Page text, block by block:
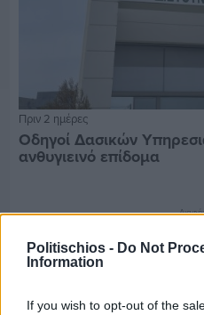
Politischios - Do Not
Information
If you wish to opt-out of the
Πριν 2 ημέρες
Οδηγοί Δασικών
ανθυγιεινό επίδομα